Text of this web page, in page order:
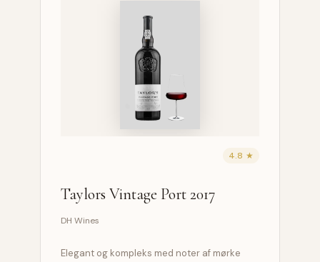
4.8 ★
Taylors Vintage Port 2017
DH Wines
Elegant og kompleks med noter af mørke